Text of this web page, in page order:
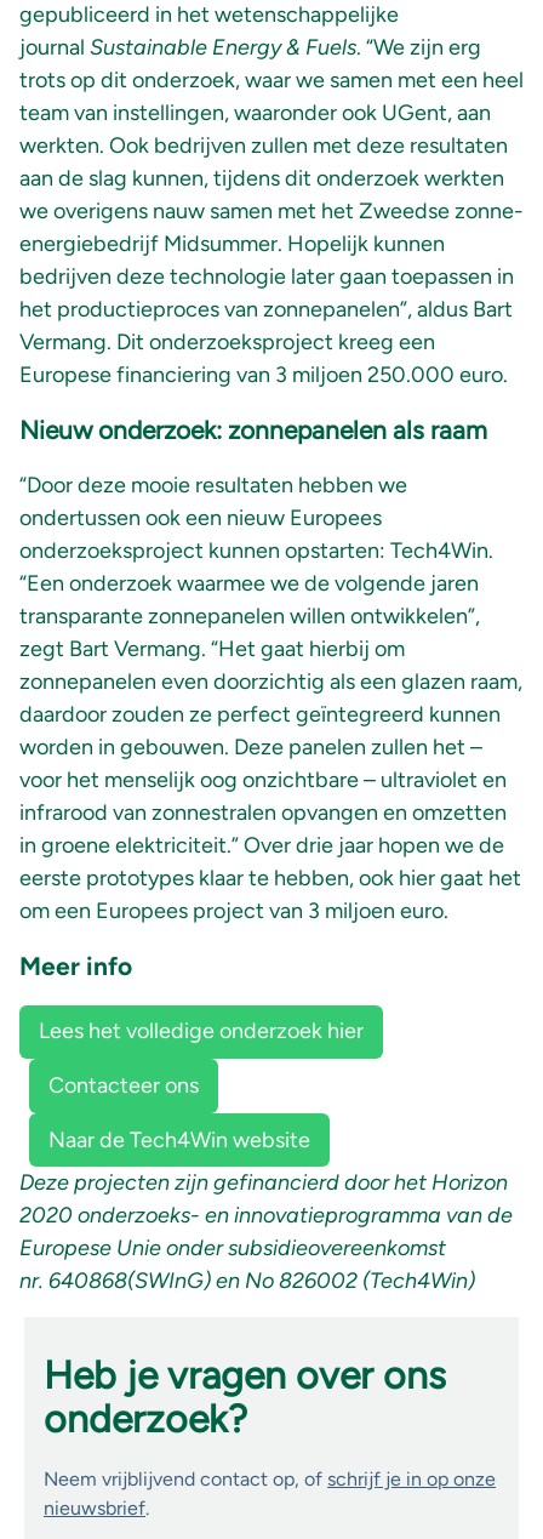
gepubliceerd in het wetenschappelijke
journal Sustainable Energy & Fuels. “We zijn erg
trots op dit onderzoek, waar we samen met een heel
team van instellingen, waaronder ook UGent, aan
werkten. Ook bedrijven zullen met deze resultaten
aan de slag kunnen, tijdens dit onderzoek werkten
we overigens nauw samen met het Zweedse zonne-
energiebedrijf Midsummer. Hopelijk kunnen
bedrijven deze technologie later gaan toepassen in
het productieproces van zonnepanelen”, aldus Bart
Vermang. Dit onderzoeksproject kreeg een
Europese financiering van 3 miljoen 250.000 euro.
Nieuw onderzoek: zonnepanelen als raam
“Door deze mooie resultaten hebben we
ondertussen ook een nieuw Europees
onderzoeksproject kunnen opstarten: Tech4Win.
“Een onderzoek waarmee we de volgende jaren
transparante zonnepanelen willen ontwikkelen”,
zegt Bart Vermang. “Het gaat hierbij om
zonnepanelen even doorzichtig als een glazen raam,
daardoor zouden ze perfect geïntegreerd kunnen
worden in gebouwen. Deze panelen zullen het –
voor het menselijk oog onzichtbare – ultraviolet en
infrarood van zonnestralen opvangen en omzetten
in groene elektriciteit.” Over drie jaar hopen we de
eerste prototypes klaar te hebben, ook hier gaat het
om een Europees project van 3 miljoen euro.
Meer info
Lees het volledige onderzoek hier
Contacteer ons
Naar de Tech4Win website
Deze projecten zijn gefinancierd door het Horizon
2020 onderzoeks- en innovatieprogramma van de
Europese Unie onder subsidieovereenkomst
nr. 640868(SWInG) en No 826002 (Tech4Win)
Heb je vragen over ons
onderzoek?
Neem vrijblijvend contact op, of schrijf je in op onze
nieuwsbrief.